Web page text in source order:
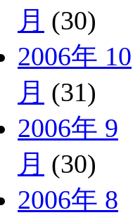
月 (30)
2006年 10
月 (31)
2006年 9
月 (30)
2006年 8